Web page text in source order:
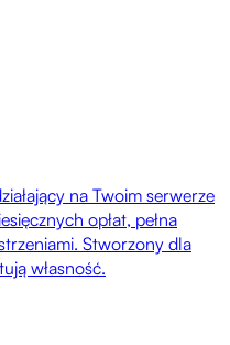
na Twoim serwerze
opłat, pełna
Stworzony dla
własność.